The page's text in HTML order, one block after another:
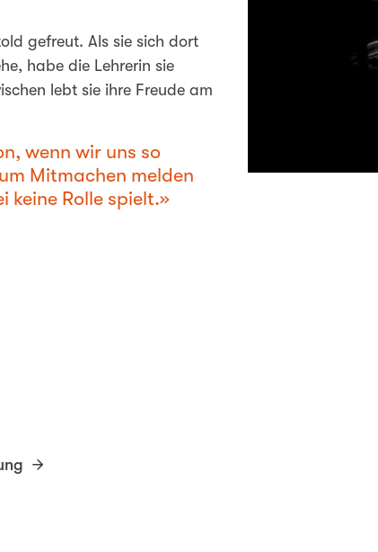
gefreut. Als sie sich dort
habe die Lehrerin sie
lebt sie ihre Freude am
wenn wir uns so
Mitmachen melden
keine Rolle spielt.